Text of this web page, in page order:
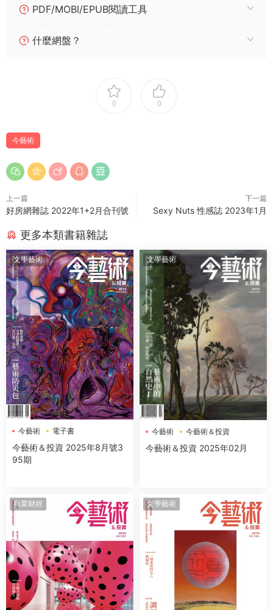
PDF/MOBI/EPUB閱讀工具
什麼網盤？
0 0
今藝術
上一篇
好房網雜誌 2022年1+2月合刊號
下一篇
Sexy Nuts 性感誌 2023年1月
更多本類書籍雜誌
文學藝術
今藝術 電子書
今藝術＆投資 2025年8月號3
95期
文學藝術
今藝術 今藝術＆投資
今藝術＆投資 2025年02月
商業财經 文學藝術